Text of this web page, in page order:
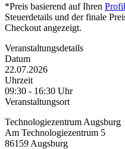
*Preis basierend auf Ihren
Steuerdetails und der finale
Checkout angezeigt.
Veranstaltungsdetails
Datum
22.07.2026
Uhrzeit
09:30 - 16:30 Uhr
Veranstaltungsort
Technologiezentrum Augsburg
Am Technologiezentrum 5
86159 Augsburg